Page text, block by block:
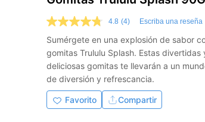
4.8
de
5
estrellas,
valor
medio
de
valoración.
Read
4
4.8 (4) Escriba una reseña
Sumérgete en una explosión de sabor
gomitas Trululu Splash. Estas divertidas
deliciosas gomitas te llevarán a un
de diversión y refrescancia.
Favorito Compartir